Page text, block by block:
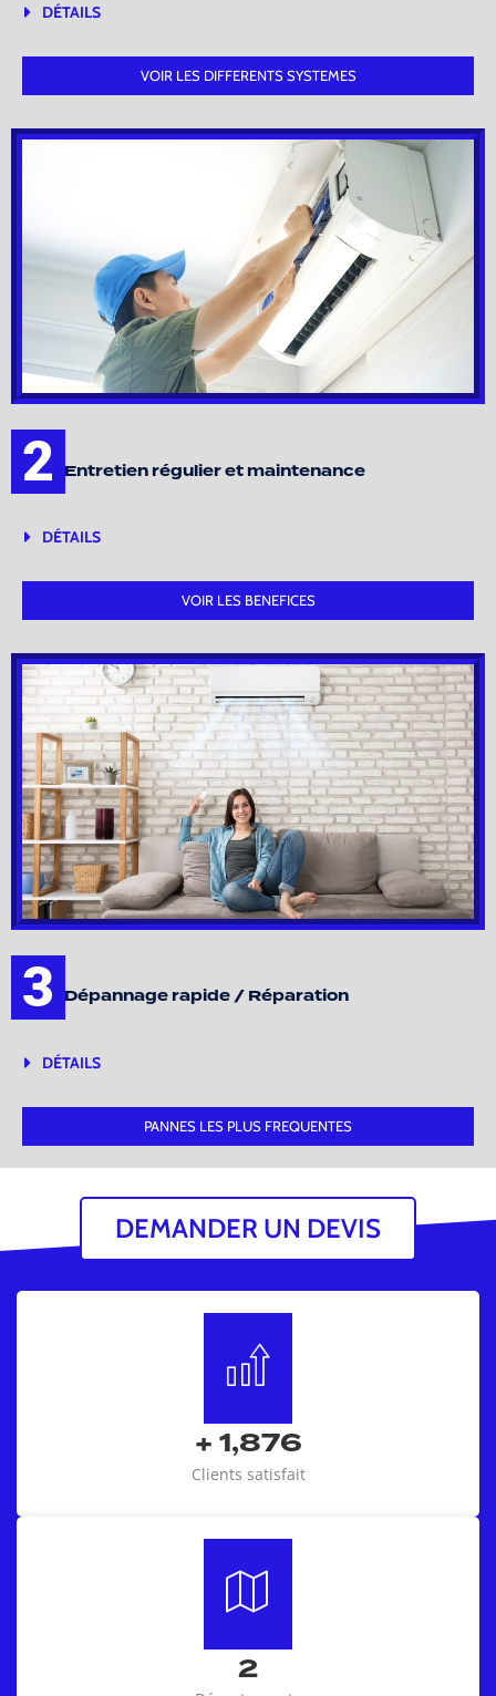
DÉTAILS
VOIR LES DIFFERENTS SYSTEMES
2 Entretien régulier et maintenance
DÉTAILS
VOIR LES BENEFICES
3 Dépannage rapide / Réparation
DÉTAILS
PANNES LES PLUS FREQUENTES
DEMANDER UN DEVIS
+ 1,876
Clients satisfait
2